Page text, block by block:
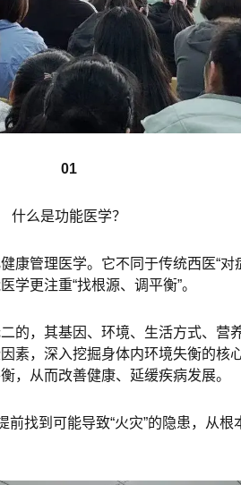
01
什么是功能医学？
康管理医学。它不同于传统西医“
更注重“找根源、调平衡”。
的，其基因、环境、生活方式、营
素，深入挖掘身体内环境失衡的核
，从而改善健康、延缓疾病发展。
找到可能导致“火灾”的隐患，从